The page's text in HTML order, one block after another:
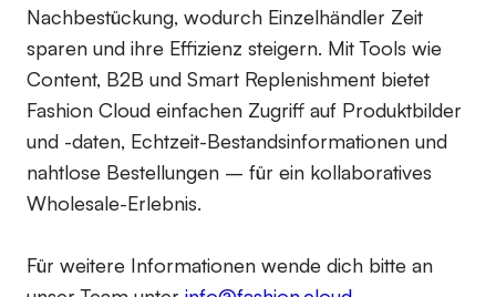
Nachbestückung, wodurch Einzelhändler Zeit
sparen und ihre Effizienz steigern. Mit Tools wie
Content, B2B und Smart Replenishment bietet
Fashion Cloud einfachen Zugriff auf Produktbilder
und -daten, Echtzeit-Bestandsinformationen und
nahtlose Bestellungen – für ein kollaboratives
Wholesale-Erlebnis.
Für weitere Informationen wende dich bitte an